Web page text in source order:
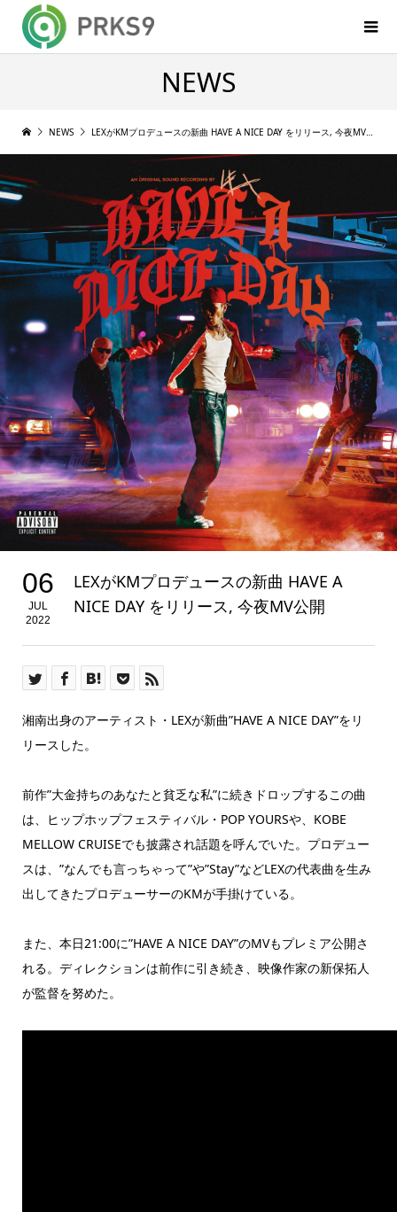
NEWS
NEWS LEXがKMプロデュースの新曲 HAVE A NICE DAY をリリース, 今夜MV公開
06
JUL
2022
LEXがKMプロデュースの新曲 HAVE A
NICE DAY をリリース, 今夜MV公開
湘南出身のアーティスト・LEXが新曲”HAVE A NICE DAY”をリ
リースした。
前作”大金持ちのあなたと貧乏な私”に続きドロップするこの曲
は、ヒップホップフェスティバル・POP YOURSや、KOBE
MELLOW CRUISEでも披露され話題を呼んでいた。プロデュー
スは、”なんでも言っちゃって”や”Stay”などLEXの代表曲を生み
出してきたプロデューサーのKMが手掛けている。
また、本日21:00に”HAVE A NICE DAY”のMVもプレミア公開さ
れる。ディレクションは前作に引き続き、映像作家の新保拓人
が監督を努めた。